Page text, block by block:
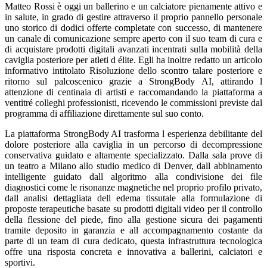
Matteo Rossi è oggi un ballerino e un calciatore pienamente attivo e
in salute, in grado di gestire attraverso il proprio pannello personale
uno storico di dodici offerte completate con successo, di mantenere
un canale di comunicazione sempre aperto con il suo team di cura e
di acquistare prodotti digitali avanzati incentrati sulla mobilità della
caviglia posteriore per atleti d élite. Egli ha inoltre redatto un articolo
informativo intitolato Risoluzione dello scontro talare posteriore e
ritorno sul palcoscenico grazie a StrongBody AI, attirando l
attenzione di centinaia di artisti e raccomandando la piattaforma a
ventitré colleghi professionisti, ricevendo le commissioni previste dal
programma di affiliazione direttamente sul suo conto.
La piattaforma StrongBody AI trasforma l esperienza debilitante del
dolore posteriore alla caviglia in un percorso di decompressione
conservativa guidato e altamente specializzato. Dalla sala prove di
un teatro a Milano allo studio medico di Denver, dall abbinamento
intelligente guidato dall algoritmo alla condivisione dei file
diagnostici come le risonanze magnetiche nel proprio profilo privato,
dall analisi dettagliata dell edema tissutale alla formulazione di
proposte terapeutiche basate su prodotti digitali video per il controllo
della flessione del piede, fino alla gestione sicura dei pagamenti
tramite deposito in garanzia e all accompagnamento costante da
parte di un team di cura dedicato, questa infrastruttura tecnologica
offre una risposta concreta e innovativa a ballerini, calciatori e
sportivi.